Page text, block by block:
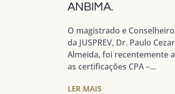
ANBIMA.
O magistrado e
da JUSPREV, Dr. Paulo
Almeida, foi recentemente
as certificações CPA –...
LER MAIS